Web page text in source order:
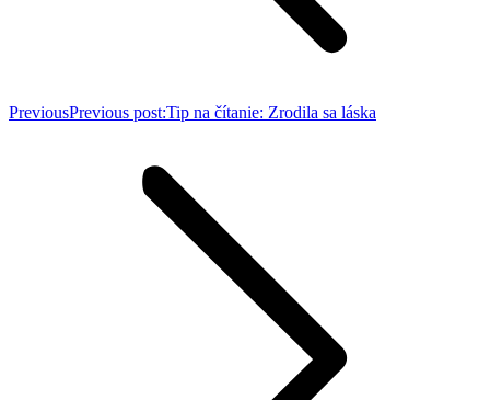
PreviousPrevious post:Tip na čítanie: Zrodila sa láska